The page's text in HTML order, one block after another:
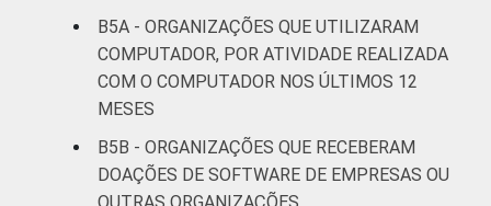
Religião
Saúde e
assistência
19
Outros 4 96
B5A - ORGANIZAÇÕES QUE UTILIZARAM
COMPUTADOR, POR ATIVIDADE REALIZADA
COM O COMPUTADOR NOS ÚLTIMOS 12
MESES
B5B - ORGANIZAÇÕES QUE RECEBERAM
DOAÇÕES DE SOFTWARE DE EMPRESAS OU